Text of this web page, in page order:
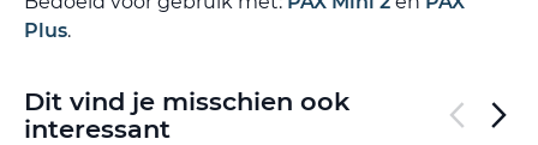
Plus.
Dit vind je misschien ook
interessant